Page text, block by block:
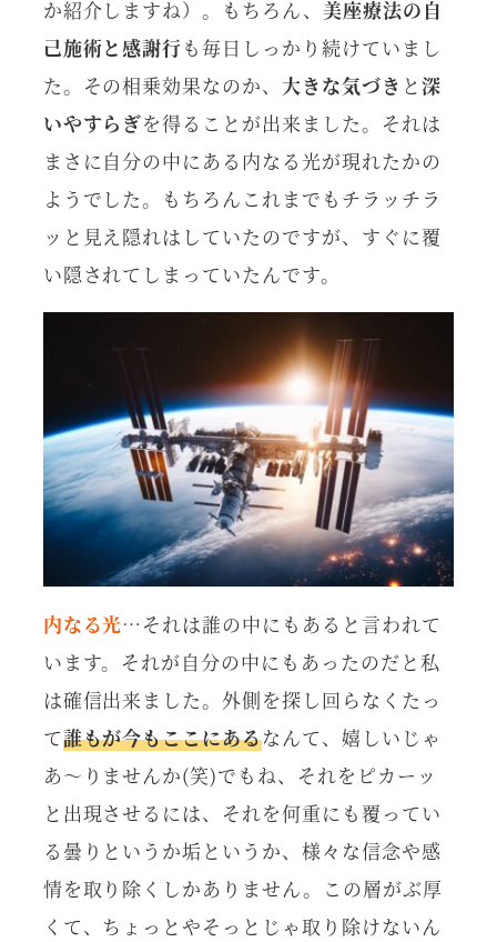
か紹介しますね）。もちろん、美座療法の自
己施術と感謝行も毎日しっかり続けていまし
た。その相乗効果なのか、大きな気づき と深
いやすらぎを得ることが出来ました。それは
まさに自分の中にある内なる光が現れたかの
ようでした。もちろんこれまでもチラッチラ
ッと見え隠れはしていたのですが、すぐに覆
い隠されてしまっていたんです。
内なる光…それは誰の中にもあると言われて
います。それが自分の中にもあったのだと私
は確信出来ました。外側を探し回らなくたっ
て誰もが今もここにあるなんて、嬉しいじゃ
あ～りませんか(笑)でもね、それをピカーッ
と出現させるには、それを何重にも覆ってい
る曇りというか垢というか、様々な信念や感
情を取り除くしかありません。この層がぶ厚
くて、ちょっとやそっとじゃ取り除けないん